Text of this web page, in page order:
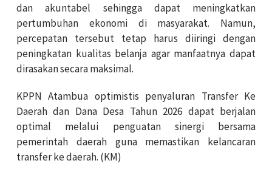
dan akuntabel sehingga dapat meningkatkan
pertumbuhan ekonomi di masyarakat. Namun,
percepatan tersebut tetap harus diiringi dengan
peningkatan kualitas belanja agar manfaatnya dapat
dirasakan secara maksimal.
KPPN Atambua optimistis penyaluran Transfer Ke
Daerah dan Dana Desa Tahun 2026 dapat berjalan
optimal melalui penguatan sinergi bersama
pemerintah daerah guna memastikan kelancaran
transfer ke daerah. (KM)